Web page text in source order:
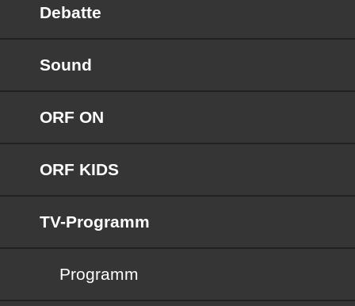
Debatte
Sound
ORF ON
ORF KIDS
TV-Programm
Programm